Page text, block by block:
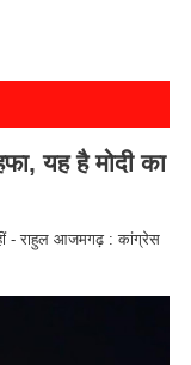
यह है मोदी का
- राहुल आजमगढ़ : कांग्रेस